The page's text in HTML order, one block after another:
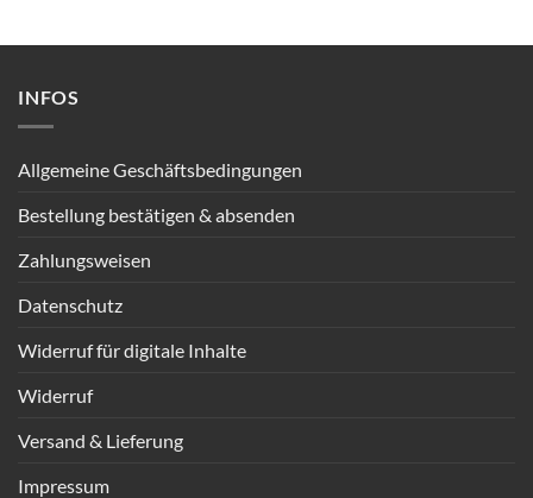
INFOS
Allgemeine Geschäftsbedingungen
Bestellung bestätigen & absenden
Zahlungsweisen
Datenschutz
Widerruf für digitale Inhalte
Widerruf
Versand & Lieferung
Impressum